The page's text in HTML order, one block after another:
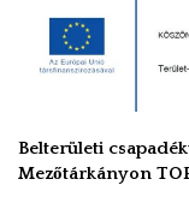
Belterületi
Mezőtárkányon